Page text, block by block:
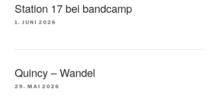
Station 17 bei bandcamp
1. JUNI 2026
Quincy – Wandel
29. MAI 2026